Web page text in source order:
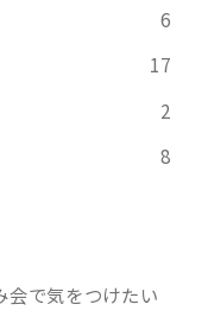
6
17
2
8
会で気をつけたい